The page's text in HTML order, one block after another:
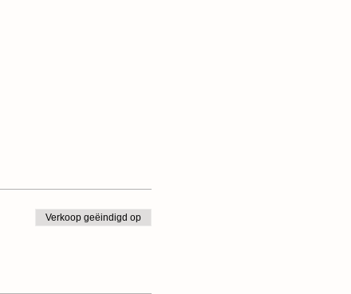
Verkoop geëindigd op